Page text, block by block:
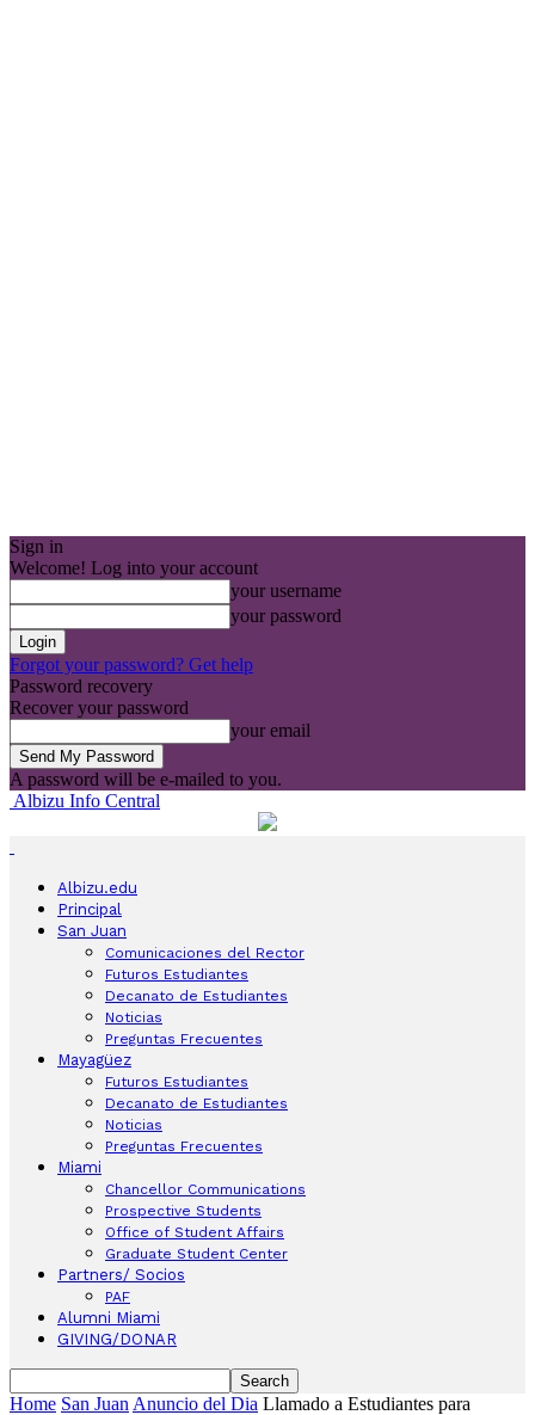
Sign in
Welcome! Log into your account
your username
your password
Forgot your password? Get help
Password recovery
Recover your password
your email
A password will be e-mailed to you.
Albizu Info Central
Albizu.edu
Principal
San Juan
Comunicaciones del Rector
Futuros Estudiantes
Decanato de Estudiantes
Noticias
Preguntas Frecuentes
Mayagüez
Futuros Estudiantes
Decanato de Estudiantes
Noticias
Preguntas Frecuentes
Miami
Chancellor Communications
Prospective Students
Office of Student Affairs
Graduate Student Center
Partners/ Socios
PAF
Alumni Miami
GIVING/DONAR
Home San Juan Anuncio del Dia Llamado a Estudiantes para